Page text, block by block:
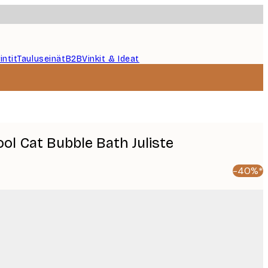
TauluseinätB2BVinkit & Ideat
Cat Bubble Bath Juliste
-40%*